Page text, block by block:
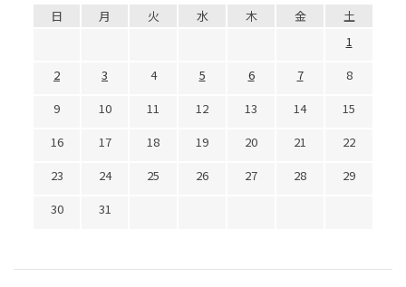
日 月 火 水 木 金
土
1
2
3 4 5 6 7
8
9
10 11 12 13 14
15
16
17 18 19 20 21
22
23
24 25 26 27 28
29
30
31